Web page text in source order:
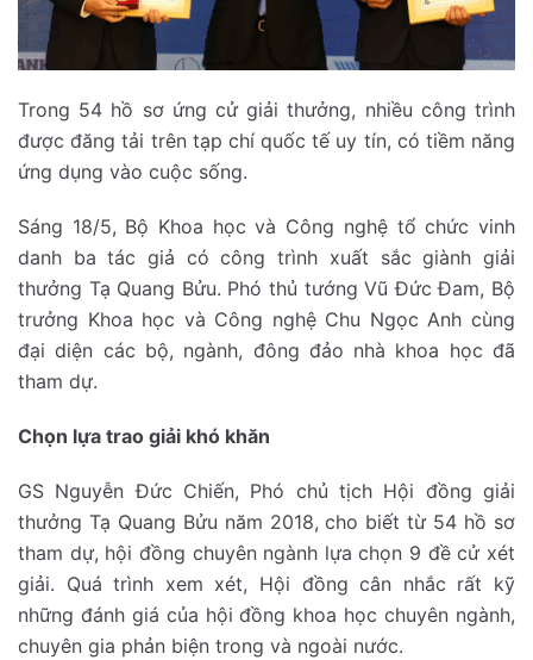
Trong 54 hồ sơ ứng cử giải thưởng, nhiều công trình
được đăng tải trên tạp chí quốc tế uy tín, có tiềm năng
ứng dụng vào cuộc sống.
Sáng 18/5, Bộ Khoa học và Công nghệ tổ chức vinh
danh ba tác giả có công trình xuất sắc giành giải
thưởng Tạ Quang Bửu. Phó thủ tướng Vũ Đức Đam, Bộ
trưởng Khoa học và Công nghệ Chu Ngọc Anh cùng
đại diện các bộ, ngành, đông đảo nhà khoa học đã
tham dự.
Chọn lựa trao giải khó khăn
GS Nguyễn Đức Chiến, Phó chủ tịch Hội đồng giải
thưởng Tạ Quang Bửu năm 2018, cho biết từ 54 hồ sơ
tham dự, hội đồng chuyên ngành lựa chọn 9 đề cử xét
giải. Quá trình xem xét, Hội đồng cân nhắc rất kỹ
những đánh giá của hội đồng khoa học chuyên ngành,
chuyên gia phản biện trong và ngoài nước.